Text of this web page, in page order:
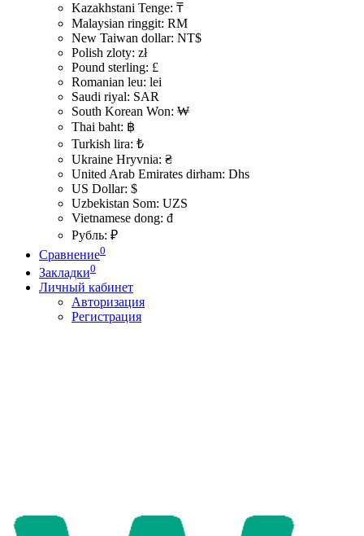
Kazakhstani Tenge: ₸
Malaysian ringgit: RM
New Taiwan dollar: NT$
Polish zloty: zł
Pound sterling: £
Romanian leu: lei
Saudi riyal: SAR
South Korean Won: ₩
Thai baht: ฿
Turkish lira: ₺
Ukraine Hryvnia: ₴
United Arab Emirates dirham: Dhs
US Dollar: $
Uzbekistan Som: UZS
Vietnamese dong: đ
Рубль: ₽
Сравнение0
Закладки0
Личный кабинет
Авторизация
Регистрация